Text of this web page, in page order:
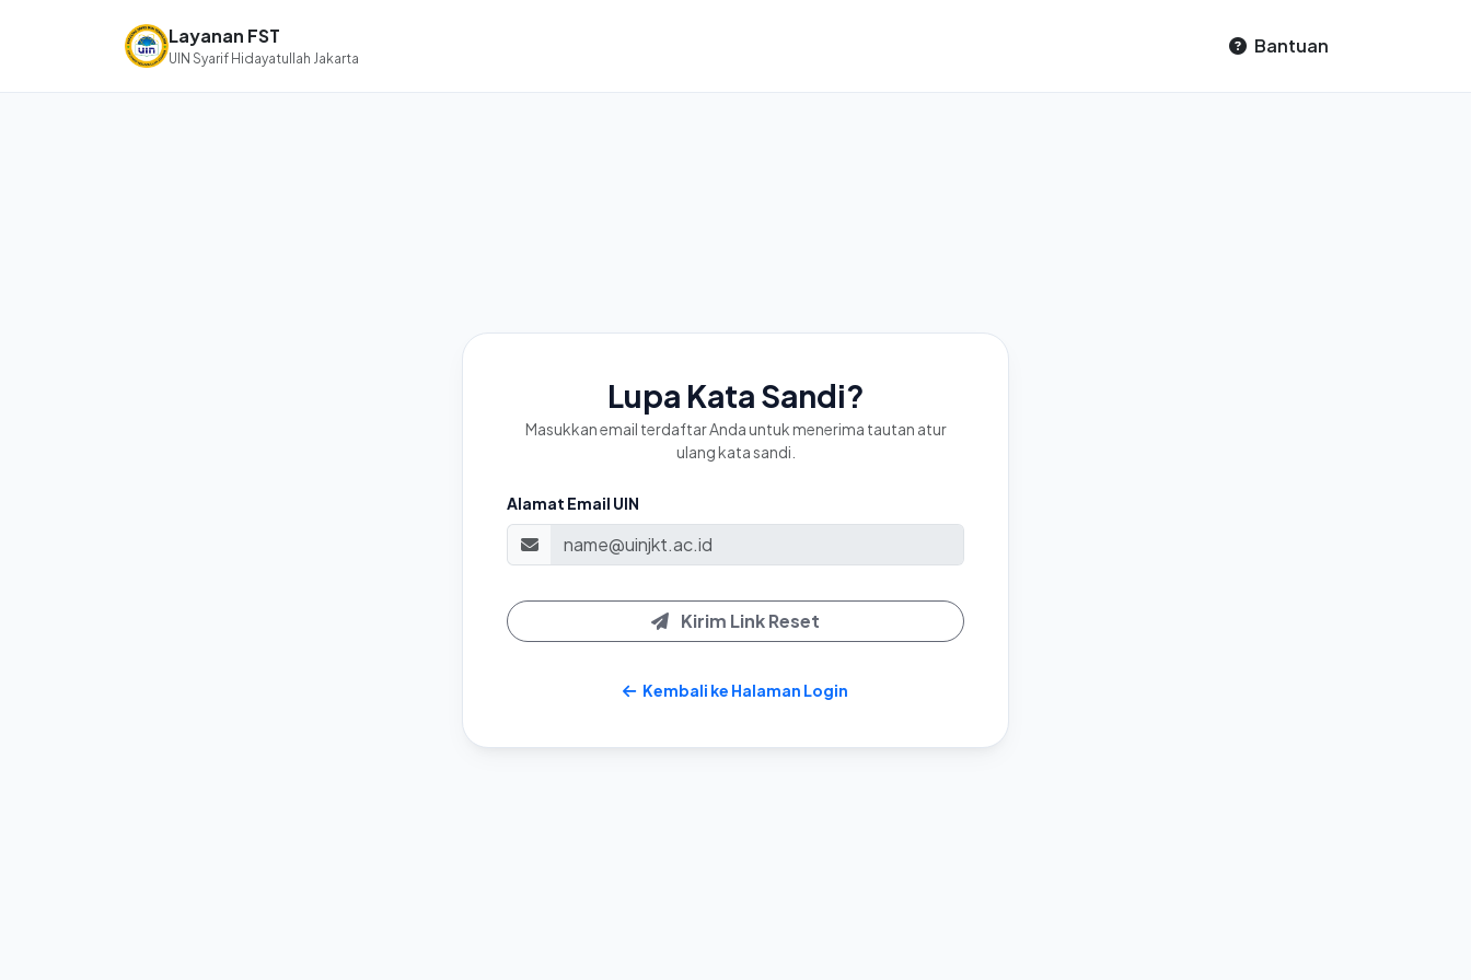
Layanan FST
UIN Syarif Hidayatullah Jakarta
Bantuan
Lupa Kata Sandi?
Masukkan email terdaftar Anda untuk menerima tautan atur
ulang kata sandi.
Alamat Email UIN
Kirim Link Reset
Kembali ke Halaman Login